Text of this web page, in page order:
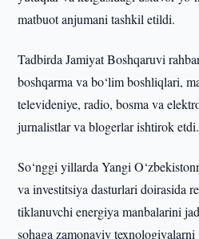
matbuot anjumani tashkil etildi.
Tadbirda Jamiyat Boshqaruvi
boshqarma va bo‘lim boshliqlari,
televideniye, radio, bosma va
jurnalistlar va blogerlar ishtirok etdi.
So‘nggi yillarda Yangi
va investitsiya dasturlari doirasida
tiklanuvchi energiya manbalarini
sohaga zamonaviy